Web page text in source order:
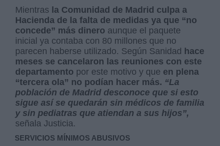
Mientras la Comunidad de Madrid culpa a
Hacienda de la falta de medidas ya que “no
concede” más dinero aunque el paquete
inicial ya contaba con 80 millones que no
parecen haberse utilizado. Según Sanidad hace
meses se cancelaron las reuniones con este
departamento por este motivo y que en plena
“tercera ola” no podían hacer más. “La
población de Madrid desconoce que si esto
sigue así se quedarán sin médicos de familia
y sin pediatras que atiendan a sus hijos”,
señala Justicia.
SERVICIOS MÍNIMOS ABUSIVOS